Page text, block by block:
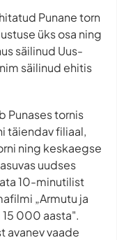
Punane torn
üks osa ning
säilinud Uus-
säilinud ehitis
Punases tornis
täiendav filiaal,
ning keskaegse
uudses
10-minutilist
„Armutu ja
15 000 aasta".
avanev vaade